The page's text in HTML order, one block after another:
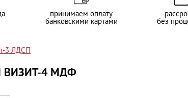
принимаем оплату
банковскими картами без
3 ЛДСП
ВИЗИТ-4 МДФ